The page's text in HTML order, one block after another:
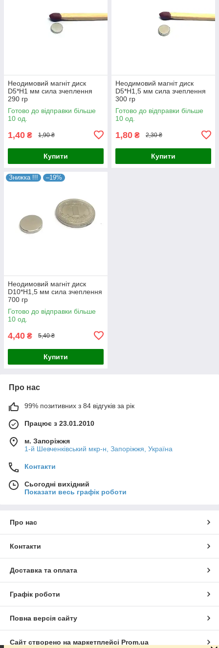
Неодимовий магніт диск
D5*H1 мм сила зчеплення
290 гр
Готово до відправки більше
10 од.
1,40 ₴ 1,90 ₴
Купити
Неодимовий магніт диск
D5*H1,5 мм сила зчеплення
300 гр
Готово до відправки більше
10 од.
1,80 ₴ 2,30 ₴
Купити
Знижка !!! –19%
Неодимовий магніт диск
D10*H1,5 мм сила зчеплення
700 гр
Готово до відправки більше
10 од.
4,40 ₴ 5,40 ₴
Купити
Про нас
99% позитивних з 84 відгуків за рік
Працює з 23.01.2010
м. Запоріжжя
1-й Шевченківський мкр-н, Запоріжжя, Україна
Контакти
Сьогодні вихідний
Показати весь графік роботи
Про нас
Контакти
Доставка та оплата
Графік роботи
Повна версія сайту
Сайт створено на маркетплейсі Prom.ua